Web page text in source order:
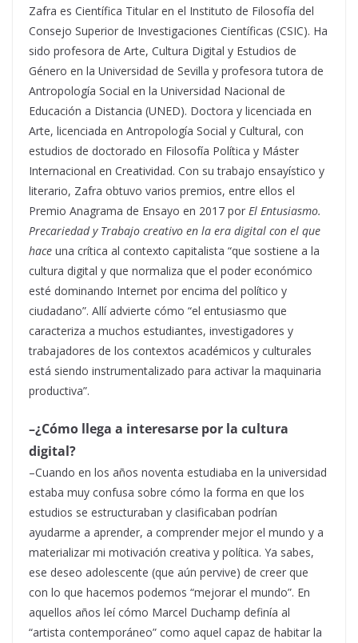
Zafra es Científica Titular en el Instituto de Filosofía del
Consejo Superior de Investigaciones Científicas (CSIC). Ha
sido profesora de Arte, Cultura Digital y Estudios de
Género en la Universidad de Sevilla y profesora tutora de
Antropología Social en la Universidad Nacional de
Educación a Distancia (UNED). Doctora y licenciada en
Arte, licenciada en Antropología Social y Cultural, con
estudios de doctorado en Filosofía Política y Máster
Internacional en Creatividad. Con su trabajo ensayístico y
literario, Zafra obtuvo varios premios, entre ellos el
Premio Anagrama de Ensayo en 2017 por El Entusiasmo.
Precariedad y Trabajo creativo en la era digital con el que
hace una crítica al contexto capitalista “que sostiene a la
cultura digital y que normaliza que el poder económico
esté dominando Internet por encima del político y
ciudadano”. Allí advierte cómo “el entusiasmo que
caracteriza a muchos estudiantes, investigadores y
trabajadores de los contextos académicos y culturales
está siendo instrumentalizado para activar la maquinaria
productiva”.
–¿Cómo llega a interesarse por la cultura
digital?
–Cuando en los años noventa estudiaba en la universidad
estaba muy confusa sobre cómo la forma en que los
estudios se estructuraban y clasificaban podrían
ayudarme a aprender, a comprender mejor el mundo y a
materializar mi motivación creativa y política. Ya sabes,
ese deseo adolescente (que aún pervive) de creer que
con lo que hacemos podemos “mejorar el mundo”. En
aquellos años leí cómo Marcel Duchamp definía al
“artista contemporáneo” como aquel capaz de habitar la